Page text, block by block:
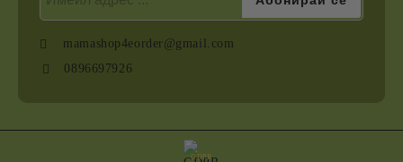
mamashop4eorder@gmail.com
0896697926
GDPR